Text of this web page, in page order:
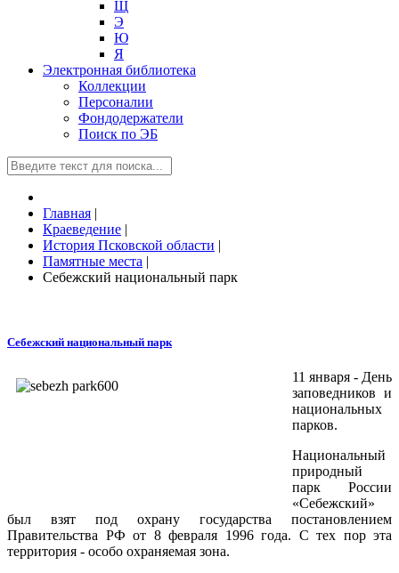
Щ
Э
Ю
Я
Электронная библиотека
Коллекции
Персоналии
Фондодержатели
Поиск по ЭБ
Главная |
Краеведение |
История Псковской области |
Памятные места |
Себежский национальный парк
Себежский национальный парк
11 января - День
заповедников и
национальных
парков.
Национальный
природный
парк России
«Себежский»
был взят под охрану государства постановлением
Правительства РФ от 8 февраля 1996 года. С тех пор эта
территория - особо охраняемая зона.